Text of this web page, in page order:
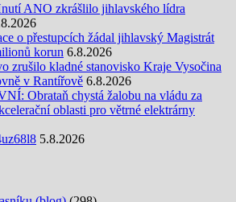
ANO zkrášlilo jihlavského lídra
o přestupcích žádal jihlavský Magistrát
korun 6.8.2026
zrušilo kladné stanovisko Kraje Vysočina
v Rantířově 6.8.2026
Obrataň chystá žalobu na vládu za
oblasti pro větrné elektrárny
5.8.2026